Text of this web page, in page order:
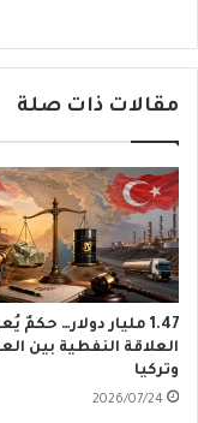
مقالات ذات صلة
1.47 مليار دولار… حكمٌ
العلاقة النفطية بين
وتركيا
2026/07/24